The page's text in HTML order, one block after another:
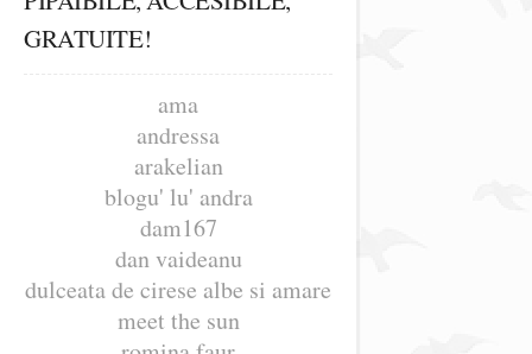
GRATUITE!
ama
andressa
arakelian
blogu' lu' andra
dam167
dan vaideanu
dulceata de cirese albe si amare
meet the sun